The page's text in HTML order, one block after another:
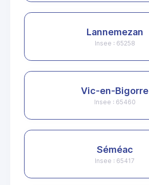
Lannemezan
Insee : 65258
Vic-en-Bigorre
Insee : 65460
Séméac
Insee : 65417